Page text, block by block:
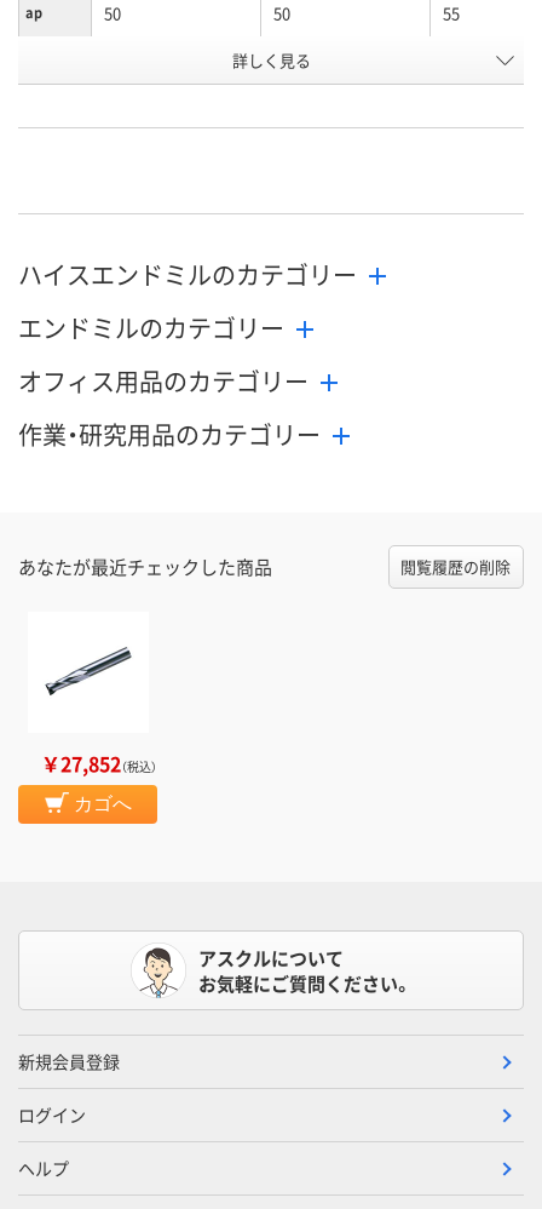
ap 50 50 55
25
在庫 直送品 直送品 直送品
お届け日 8月25日（火）まで 8月25日（火）まで
数量
カゴへ
数量
カゴへ
詳しく見る
ハイスエンドミルのカテゴリー
エンドミルのカテゴリー
オフィス用品のカテゴリー
作業・研究用品のカテゴリー
あなたが最近チェックした商品 閲覧履歴の削除
￥27,852（税込）
カゴへ
アスクルについて
お気軽にご質問ください。
新規会員登録
ログイン
ヘルプ